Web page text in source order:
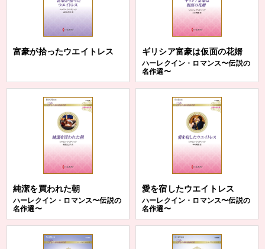
富豪が拾ったウエイトレス ギリシア富豪は仮面の花婿
ハーレクイン・ロマンス〜伝説の
名作選〜
純潔を買われた朝
ハーレクイン・ロマンス〜伝説の
名作選〜
愛を宿したウエイトレス
ハーレクイン・ロマンス〜伝説の
名作選〜